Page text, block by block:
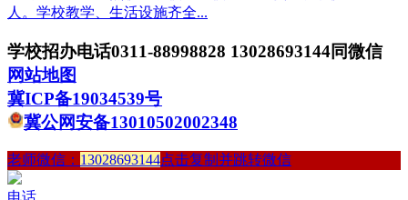
人。学校教学、生活设施齐全...
学校招办电话0311-88998828 13028693144同微信
网站地图
冀ICP备19034539号
冀公网安备13010502002348
老师微信： 13028693144点击复制并跳转微信